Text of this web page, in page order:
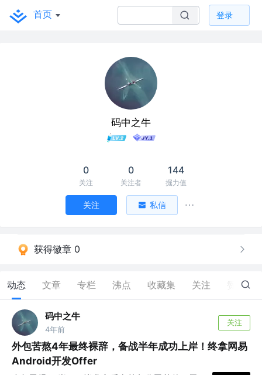
首页 登录
码中之牛
0
关注
0
关注者
144
掘力值
关注 私信
获得徽章 0
动态 文章 专栏 沸点 收藏集 关注 2
码中之牛
4年前
关注
外包苦熬4年最终裸辞，备战半年成功上岸！终拿网易
Android开发Offer